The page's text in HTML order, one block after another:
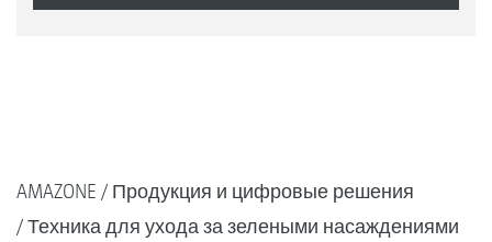
AMAZONE
Продукция и цифровые решения
Техника для ухода за зелеными насаждениями